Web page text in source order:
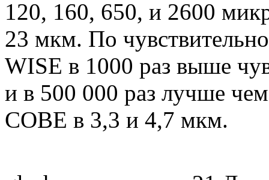
120, 160, 650, и 2600
23 мкм. По
WISE в 1000 раз выше
и в 500 000 раз лучше
COBE в 3,3 и 4,7 мкм.